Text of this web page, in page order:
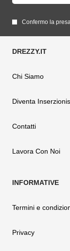
Confermo la
Chi Siamo
Diventa
Contatti
Lavora Con Noi
Termini e
Privacy